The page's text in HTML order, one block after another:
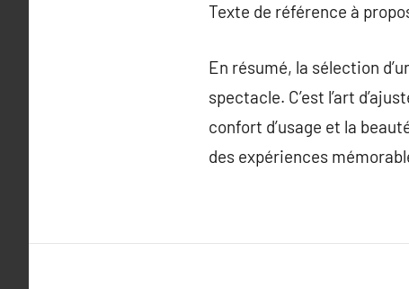
Texte de référence à
En résumé, la sélection
spectacle. C’est l’art
confort d’usage et la
des expériences